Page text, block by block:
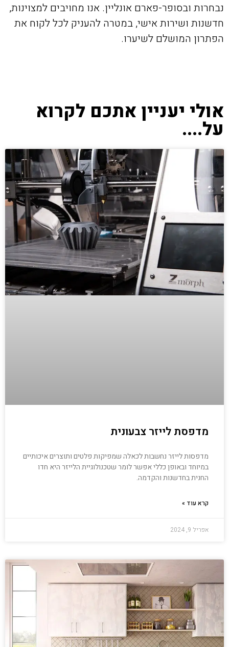
נבחרות ובסופר-פארם אונליין. אנו מחויבים למצוינות,
חדשנות ושירות אישי, במטרה להעניק לכל לקוח את
הפתרון המושלם לשיערו.
אולי יעניין אתכם לקרוא
על....
מדפסת לייזר צבעונית
מדפסות לייזר נחשבות לכאלה שמפיקות פלטים ותוצרים איכותיים
במיוחד ובאופן כללי אפשר לומר שטכנולוגיית הלייזר היא חדו
החנית בחדשנות והקדמה.
קרא עוד »
אפריל 9, 2024